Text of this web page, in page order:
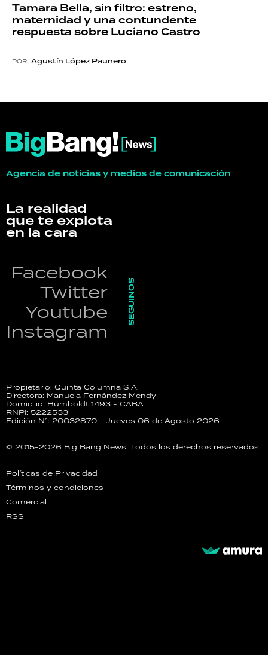
Tamara Bella, sin filtro: estreno,
maternidad y una contundente
respuesta sobre Luciano Castro
POR Agustín López Paunero
Agencia de noticias y medios de comunicación
La realidad
que te explota
en la cara
Facebook
Twitter
Youtube
Instagram
SEGUINOS
Propietario: Quinta Columna S.A.
Directora: Manuela Fernández Mendy
Domicilio: Humboldt 1493 - CABA
RNPI: 5222533
Edición N°: 20032870 - Jueves 06 de Agosto 2026
© 2015-2026 Big Bang News. Todos los derechos reservados.
Políticas de Privacidad
Términos y condiciones
Comercial
RSS